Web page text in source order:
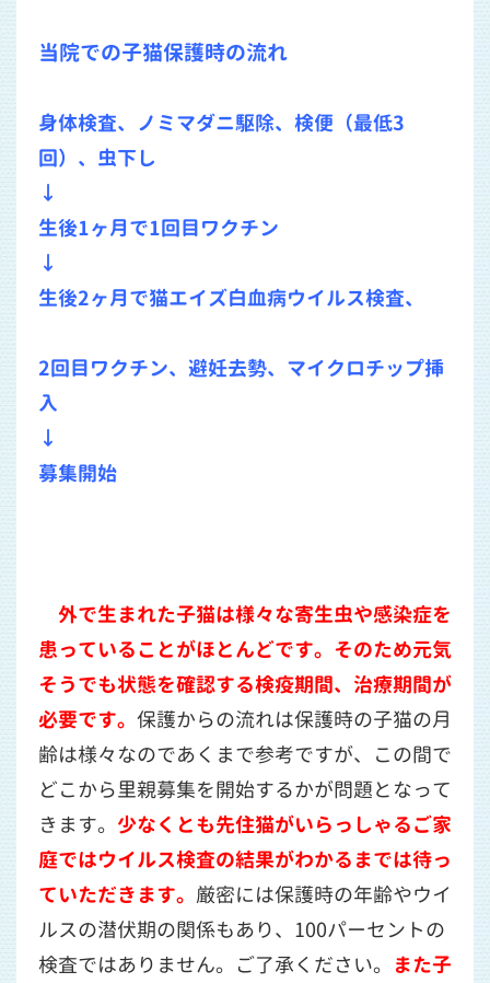
当院での子猫保護時の流れ
身体検査、ノミマダニ駆除、検便（最低3
回）、虫下し
↓
生後1ヶ月で1回目ワクチン
↓
生後2ヶ月で猫エイズ白血病ウイルス検査、
2回目ワクチン、避妊去勢、マイクロチップ挿
入
↓
募集開始
外で生まれた子猫は様々な寄生虫や感染症を
患っていることがほとんどです。そのため元気
そうでも状態を確認する検疫期間、治療期間が
必要です。 保護からの流れは保護時の子猫の月
齢は様々なのであくまで参考ですが、この間で
どこから里親募集を開始するかが問題となって
きます。 少なくとも先住猫がいらっしゃるご家
庭ではウイルス検査の結果がわかるまでは待っ
ていただきます。 厳密には保護時の年齢やウイ
ルスの潜伏期の関係もあり、100パーセントの
検査ではありません。ご了承ください。 また子